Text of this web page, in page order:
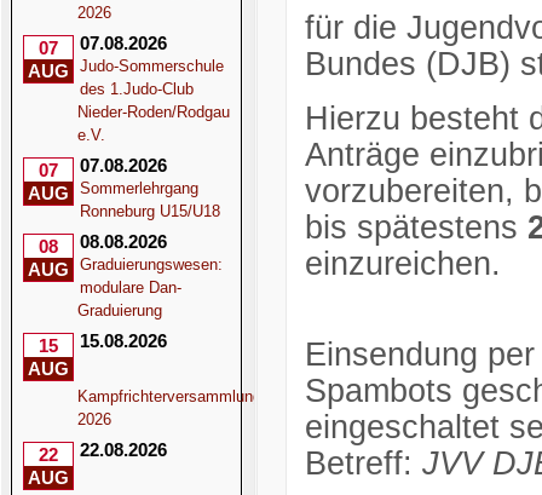
2026
07
AUG
07.08.2026
Judo-Sommerschule
des 1.Judo-Club
Nieder-Roden/Rodgau
e.V.
07
AUG
07.08.2026
Sommerlehrgang
Ronneburg U15/U18
08
AUG
08.08.2026
Graduierungswesen:
modulare Dan-
Graduierung
15
AUG
15.08.2026
Kampfrichterversammlung
2026
22
AUG
22.08.2026
für die
Bundes (DJB)
Hierzu besteht
Anträge
vorzubereiten,
bis spätestens
einzureichen.
Einsendung
Spambots
eingeschaltet
Betreff: JVV